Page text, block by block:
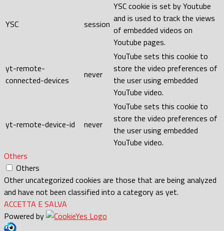
YSC session
YSC cookie is set by Youtube
and is used to track the views
of embedded videos on
Youtube pages.
yt-remote-
connected-devices
never
YouTube sets this cookie to
store the video preferences of
the user using embedded
YouTube video.
yt-remote-device-id never
YouTube sets this cookie to
store the video preferences of
the user using embedded
YouTube video.
Others
Others
Other uncategorized cookies are those that are being analyzed
and have not been classified into a category as yet.
ACCETTA E SALVA
Powered by